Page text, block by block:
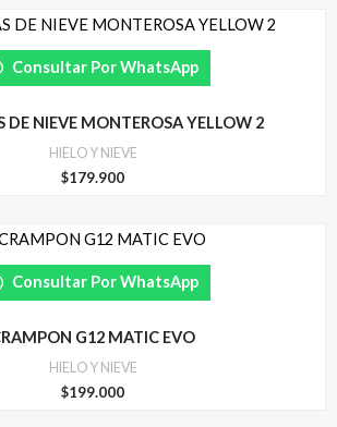
Consultar Por WhatsApp
DE NIEVE MONTEROSA YELLOW 2
HIELO Y NIEVE
$179.900
Consultar Por WhatsApp
G12 MATIC EVO
HIELO Y NIEVE
$199.000